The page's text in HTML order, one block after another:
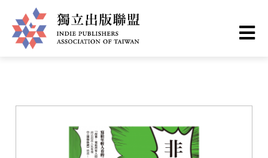
至
主
立
您
裡
首頁 ❯ 書籍一覽